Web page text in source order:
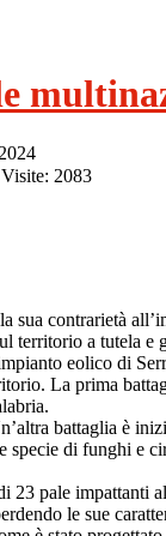
Visite: 2083
contrarietà
territorio a tutela e
eolico di
La prima
battaglia è
di funghi e
23 pale impattanti
le sue